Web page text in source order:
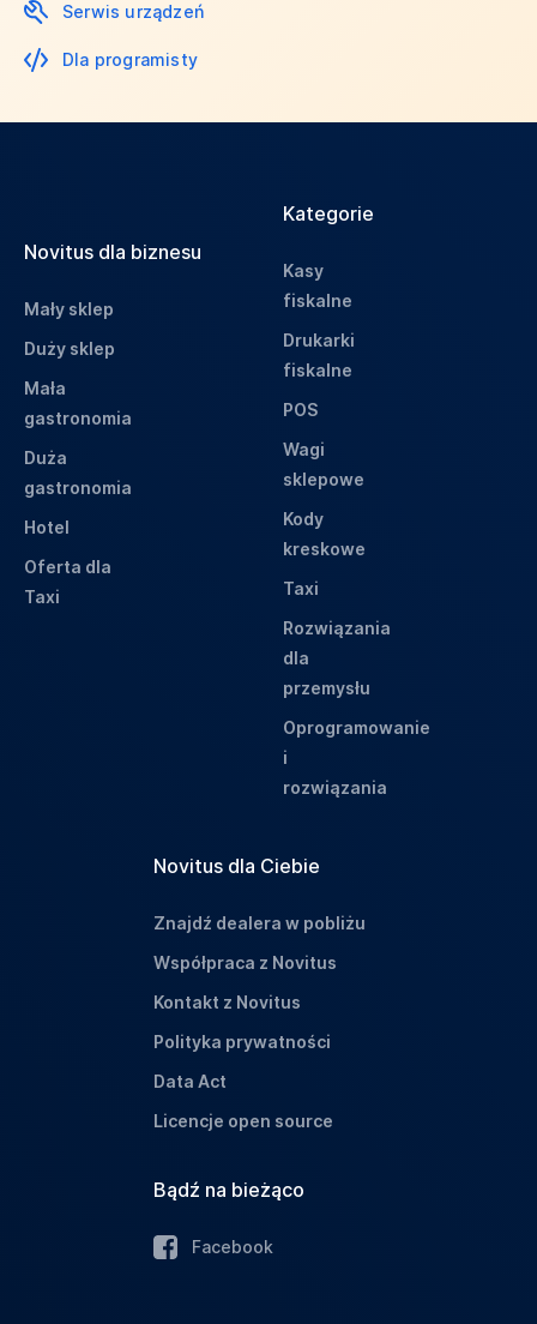
Serwis urządzeń
Dla programisty
Novitus dla biznesu
Mały sklep
Duży sklep
Mała
gastronomia
Duża
gastronomia
Hotel
Oferta dla
Taxi
Kategorie
Kasy
fiskalne
Drukarki
fiskalne
POS
Wagi
sklepowe
Kody
kreskowe
Taxi
Rozwiązania
dla
przemysłu
Oprogramowanie
i
rozwiązania
Novitus dla Ciebie
Znajdź dealera w pobliżu
Współpraca z Novitus
Kontakt z Novitus
Polityka prywatności
Data Act
Licencje open source
Bądź na bieżąco
Facebook